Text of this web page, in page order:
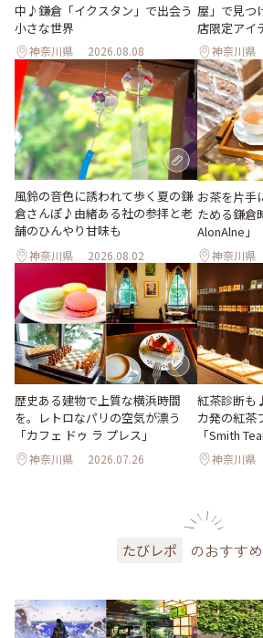
中♪鎌倉「イクスタン」で出会う
小さな世界
神奈川県 2026.08.08
屋」で見つ
店限定アイ
神奈川県
風鈴の音色に誘われて歩く夏の鎌
倉さんぽ♪由緒ある社の参拝と老
舗のひんやり甘味も
神奈川県 2026.08.02
お茶を片手
ためる鎌倉
AlonAlne」
神奈川県
歴史ある建物で上質な横浜時間
を。レトロなパリの空気が漂う
「カフェ ドゥ ラ プレス」
神奈川県 2026.07.26
紅茶診断も
カ発の紅茶
「Smith
神奈川県
たびレポ のおすす